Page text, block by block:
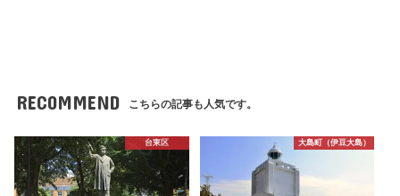
RECOMMEND こちらの記事も人気です。
台東区 大島町（伊豆大島）